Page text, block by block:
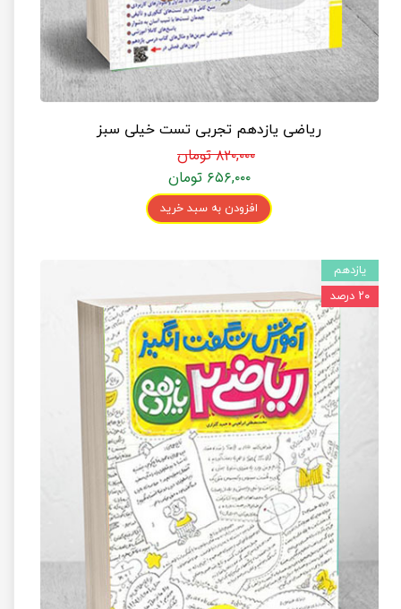
ریاضی یازدهم تجربی تست خیلی سبز
۸۲۰,۰۰۰ تومان
۶۵۶,۰۰۰ تومان
افزودن به سبد خرید
یازدهم
۲۰ درصد